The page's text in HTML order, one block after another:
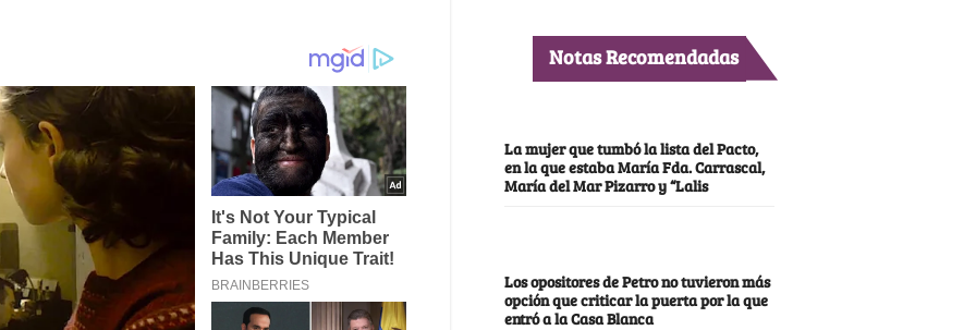
Notas Recomendadas
La mujer que tumbó la lista del Pacto,
en la que estaba María Fda. Carrascal,
María del Mar Pizarro y “Lalis
Los opositores de Petro no tuvieron más
opción que criticar la puerta por la que
entró a la Casa Blanca